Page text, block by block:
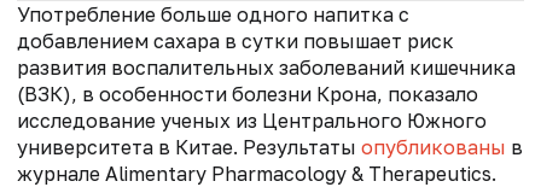
Употребление больше одного напитка с
добавлением сахара в сутки повышает риск
развития воспалительных заболеваний кишечника
(ВЗК), в особенности болезни Крона, показало
исследование ученых из Центрального Южного
университета в Китае. Результаты опубликованы в
журнале Alimentary Pharmacology & Therapeutics.